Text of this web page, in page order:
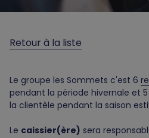
Retour à la liste
Le groupe les Sommets c'est 6
pendant la période hivernale et
la clientèle pendant la saison
Le caissier(ère) sera